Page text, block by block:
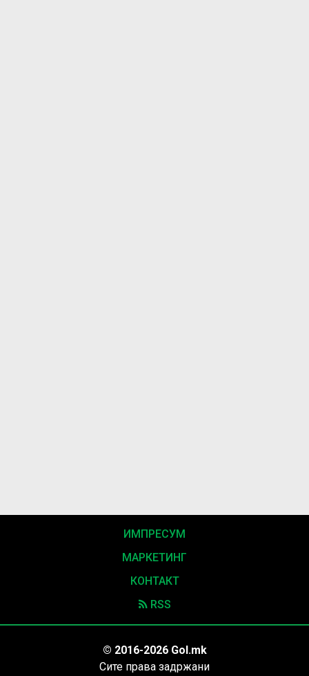
ИМПРЕСУМ
МАРКЕТИНГ
КОНТАКТ
RSS
© 2016-2026 Gol.mk
Сите права задржани